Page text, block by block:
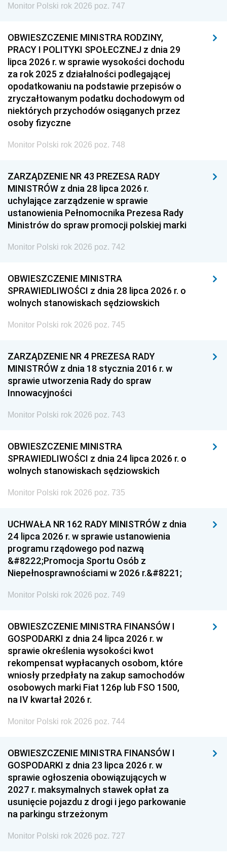
Monitor Polski rok 2026 poz. 747
OBWIESZCZENIE MINISTRA RODZINY,
PRACY I POLITYKI SPOŁECZNEJ z dnia 29
lipca 2026 r. w sprawie wysokości dochodu
za rok 2025 z działalności podlegającej
opodatkowaniu na podstawie przepisów o
zryczałtowanym podatku dochodowym od
niektórych przychodów osiąganych przez
osoby fizyczne
Monitor Polski rok 2026 poz. 748
ZARZĄDZENIE NR 43 PREZESA RADY
MINISTRÓW z dnia 28 lipca 2026 r.
uchylające zarządzenie w sprawie
ustanowienia Pełnomocnika Prezesa Rady
Ministrów do spraw promocji polskiej marki
Monitor Polski rok 2026 poz. 742
OBWIESZCZENIE MINISTRA
SPRAWIEDLIWOŚCI z dnia 28 lipca 2026 r. o
wolnych stanowiskach sędziowskich
Monitor Polski rok 2026 poz. 745
ZARZĄDZENIE NR 4 PREZESA RADY
MINISTRÓW z dnia 18 stycznia 2016 r. w
sprawie utworzenia Rady do spraw
Innowacyjności
Monitor Polski rok 2026 poz. 743
OBWIESZCZENIE MINISTRA
SPRAWIEDLIWOŚCI z dnia 24 lipca 2026 r. o
wolnych stanowiskach sędziowskich
Monitor Polski rok 2026 poz. 735
UCHWAŁA NR 162 RADY MINISTRÓW z dnia
24 lipca 2026 r. w sprawie ustanowienia
programu rządowego pod nazwą
&#8222;Promocja Sportu Osób z
Niepełnosprawnościami w 2026 r.&#8221;
Monitor Polski rok 2026 poz. 749
OBWIESZCZENIE MINISTRA FINANSÓW I
GOSPODARKI z dnia 24 lipca 2026 r. w
sprawie określenia wysokości kwot
rekompensat wypłacanych osobom, które
wniosły przedpłaty na zakup samochodów
osobowych marki Fiat 126p lub FSO 1500,
na IV kwartał 2026 r.
Monitor Polski rok 2026 poz. 744
OBWIESZCZENIE MINISTRA FINANSÓW I
GOSPODARKI z dnia 23 lipca 2026 r. w
sprawie ogłoszenia obowiązujących w
2027 r. maksymalnych stawek opłat za
usunięcie pojazdu z drogi i jego parkowanie
na parkingu strzeżonym
Monitor Polski rok 2026 poz. 727